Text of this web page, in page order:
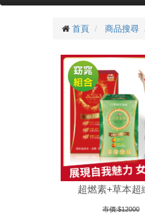
首頁 商品搜尋
超燃素+草本超
市價:$12000